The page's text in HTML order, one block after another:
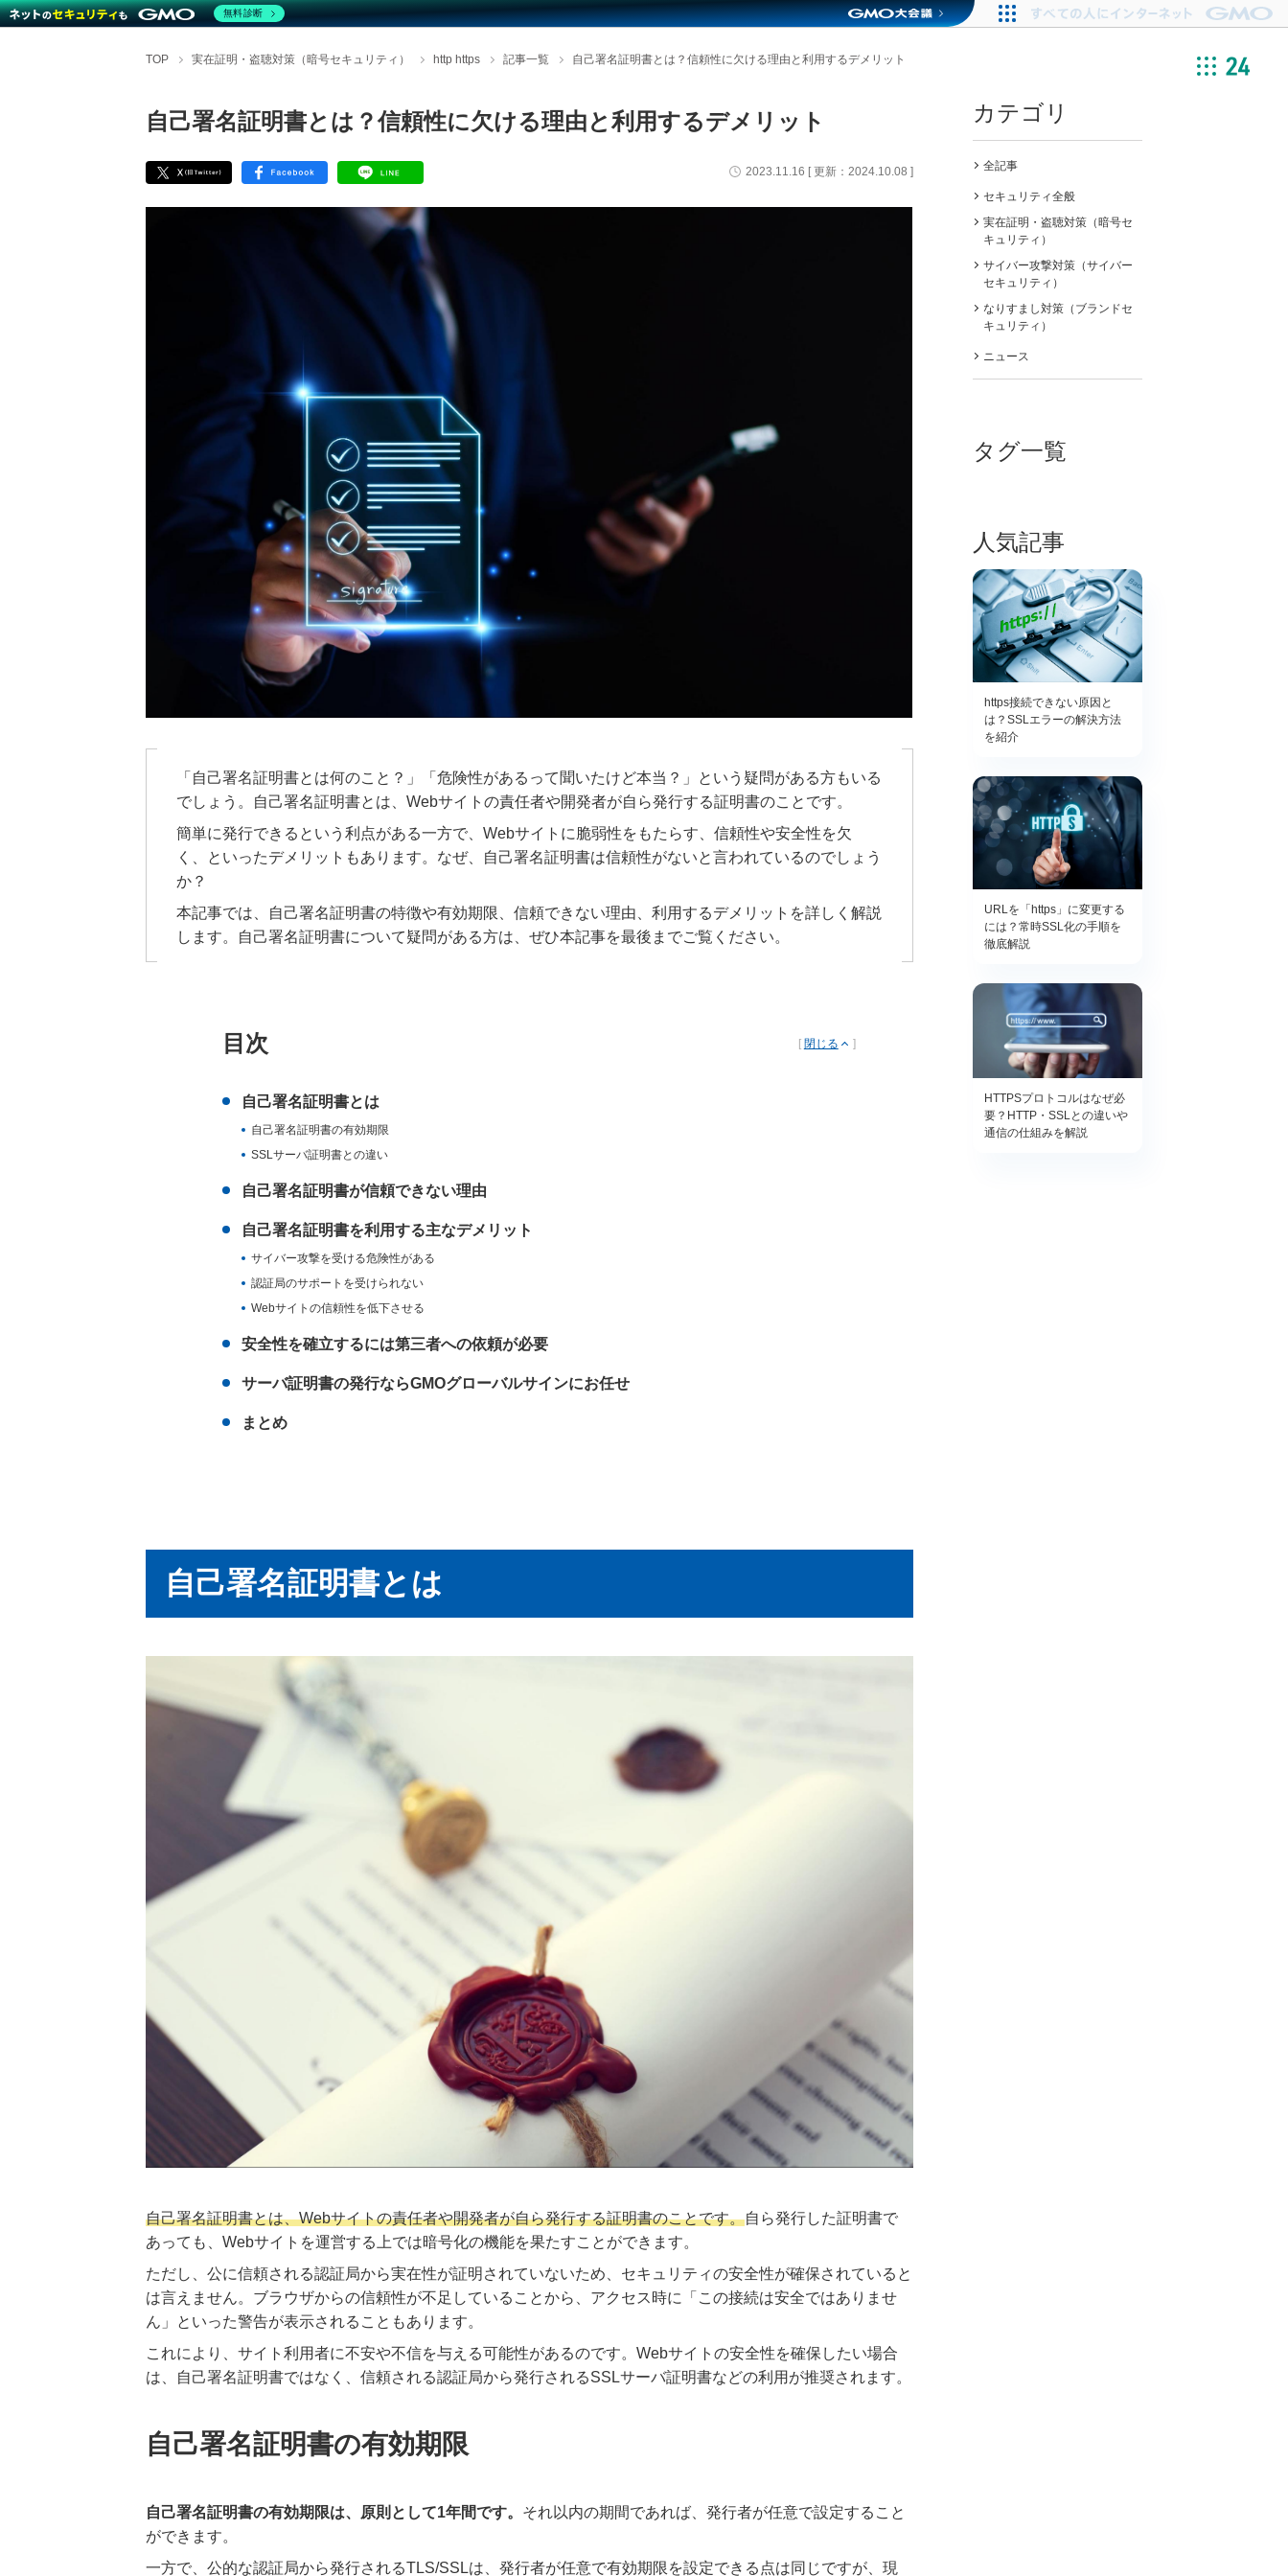
TOP 実在証明・盗聴対策（暗号セキュリティ） http https 記事一覧 自己署名証明書とは？信頼性に欠ける理由と利用するデメリット
自己署名証明書とは？信頼性に欠ける理由と利用するデメリット
2023.11.16 [ 更新： 2024.10.08 ]
「自己署名証明書とは何のこと？」「危険性があるって聞いたけど本当？」という疑問がある方もいる
でしょう。自己署名証明書とは、Webサイトの責任者や開発者が自ら発行する証明書のことです。
簡単に発行できるという利点がある一方で、Webサイトに脆弱性をもたらす、信頼性や安全性を欠
く、といったデメリットもあります。なぜ、自己署名証明書は信頼性がないと言われているのでしょう
か？
本記事では、自己署名証明書の特徴や有効期限、信頼できない理由、利用するデメリットを詳しく解説
します。自己署名証明書について疑問がある方は、ぜひ本記事を最後までご覧ください。
目次 [ 閉じる ]
自己署名証明書とは
自己署名証明書の有効期限
SSLサーバ証明書との違い
自己署名証明書が信頼できない理由
自己署名証明書を利用する主なデメリット
サイバー攻撃を受ける危険性がある
認証局のサポートを受けられない
Webサイトの信頼性を低下させる
安全性を確立するには第三者への依頼が必要
サーバ証明書の発行ならGMOグローバルサインにお任せ
まとめ
自己署名証明書とは
自己署名証明書とは、Webサイトの責任者や開発者が自ら発行する証明書のことです。自ら発行した証明書で
あっても、Webサイトを運営する上では暗号化の機能を果たすことができます。
ただし、公に信頼される認証局から実在性が証明されていないため、セキュリティの安全性が確保されていると
は言えません。ブラウザからの信頼性が不足していることから、アクセス時に「この接続は安全ではありませ
ん」といった警告が表示されることもあります。
これにより、サイト利用者に不安や不信を与える可能性があるのです。Webサイトの安全性を確保したい場合
は、自己署名証明書ではなく、信頼される認証局から発行されるSSLサーバ証明書などの利用が推奨されます。
自己署名証明書の有効期限
自己署名証明書の有効期限は、原則として1年間です。 それ以内の期間であれば、発行者が任意で設定すること
ができます。
一方で、公的な認証局から発行されるTLS/SSLは、発行者が任意で有効期限を設定できる点は同じですが、現
カテゴリ
全記事
セキュリティ全般
実在証明・盗聴対策（暗号セ
キュリティ）
サイバー攻撃対策（サイバー
セキュリティ）
なりすまし対策（ブランドセ
キュリティ）
ニュース
タグ一覧
人気記事
https接続できない原因と
は？SSLエラーの解決方法
を紹介
URLを「https」に変更する
には？常時SSL化の手順を
徹底解説
HTTPSプロトコルはなぜ必
要？HTTP・SSLとの違いや
通信の仕組みを解説
無料診断